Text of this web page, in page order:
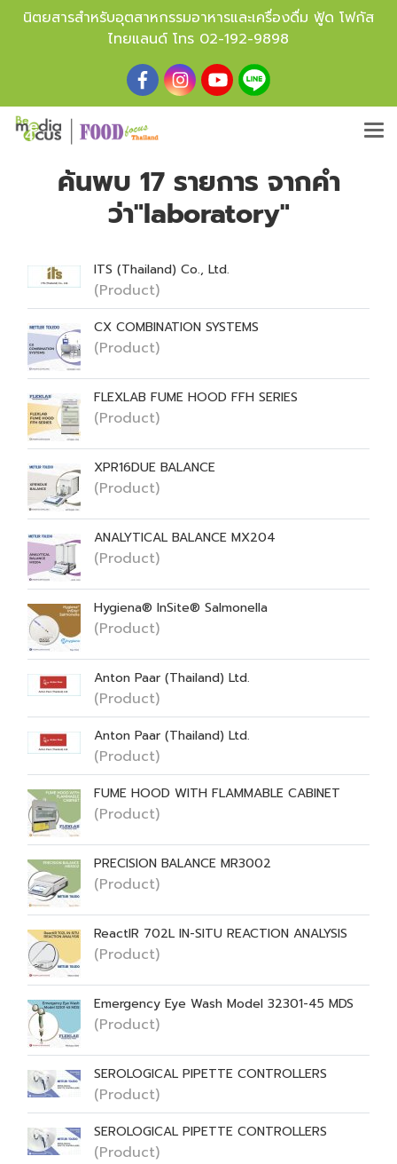
นิตยสารสำหรับอุตสาหกรรมอาหารและเครื่องดื่ม ฟู้ด โฟกัส
ไทยแลนด์ โทร 02-192-9898
ค้นพบ 17 รายการ จากคำ
ว่า"laboratory"
ITS (Thailand) Co., Ltd.
(Product)
CX COMBINATION SYSTEMS
(Product)
FLEXLAB FUME HOOD FFH SERIES
(Product)
XPR16DUE BALANCE
(Product)
ANALYTICAL BALANCE MX204
(Product)
Hygiena® InSite® Salmonella
(Product)
Anton Paar (Thailand) Ltd.
(Product)
Anton Paar (Thailand) Ltd.
(Product)
FUME HOOD WITH FLAMMABLE CABINET
(Product)
PRECISION BALANCE MR3002
(Product)
ReactIR 702L IN-SITU REACTION ANALYSIS
(Product)
Emergency Eye Wash Model 32301-45 MDS
(Product)
SEROLOGICAL PIPETTE CONTROLLERS
(Product)
SEROLOGICAL PIPETTE CONTROLLERS
(Product)